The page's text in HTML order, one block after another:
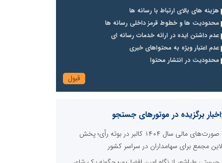
هزینه های بالای ارتباط با رسانه ها
محدودیت ها و خطوط قرمز داخلی رسانه ها
عدم داشتن ایده در ارائه خدمات رسانه ای
عدم اعتبار ویژه به محتواهای خبری
محدودیت در انتشار محتوا
اخبار برگزیده در موتورهای جستجو
صورت‌های مالی سال ۱۴۰۴ کالبر در بوته رأی؛ پخش
مجمع برای سهامداران در سراسر کشور